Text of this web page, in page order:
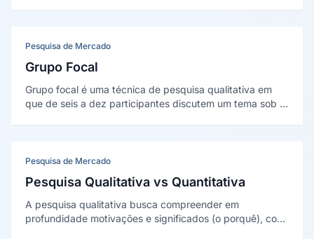
Pesquisa de Mercado
Grupo Focal
Grupo focal é uma técnica de pesquisa qualitativa em
que de seis a dez participantes discutem um tema sob a
Pesquisa de Mercado
Pesquisa Qualitativa vs Quantitativa
A pesquisa qualitativa busca compreender em
profundidade motivações e significados (o porquê), com